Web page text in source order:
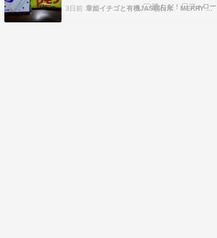
クという完璧なプログラムを策定して実行してい
るのですが、その努力と成果をすべてぶち壊すや
3日前 章姫イチゴと有機JAS朝日米 MERRY BERRY